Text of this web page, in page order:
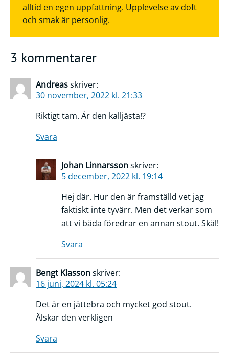
alltid en egen uppfattning. Upplevelse av doft
och smak är personlig.
3 kommentarer
Andreasskriver:
30 november, 2022 kl. 21:33
Riktigt tam. Är den kalljästa!?
Svara
Johan Linnarssonskriver:
5 december, 2022 kl. 19:14
Hej där. Hur den är framställd vet jag
faktiskt inte tyvärr. Men det verkar som
att vi båda föredrar en annan stout. Skål!
Svara
Bengt Klassonskriver:
16 juni, 2024 kl. 05:24
Det är en jättebra och mycket god stout.
Älskar den verkligen
Svara